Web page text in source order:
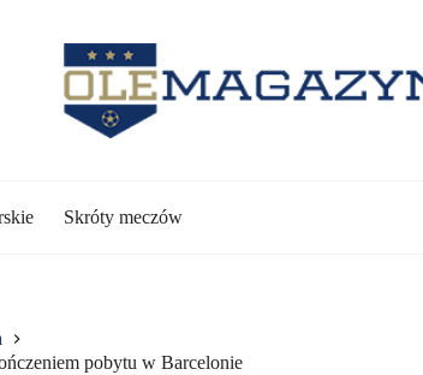
Skróty meczów
pobytu w Barcelonie